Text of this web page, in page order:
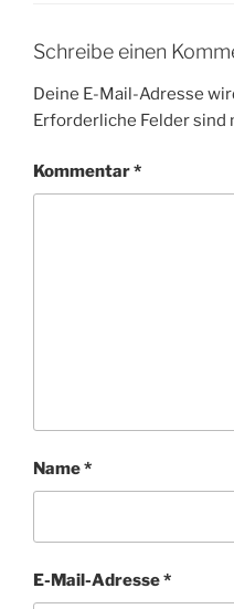
Schreibe einen
Deine E-Mail-Adresse
Erforderliche Felder sind
Kommentar*
Name*
E-Mail-Adresse*